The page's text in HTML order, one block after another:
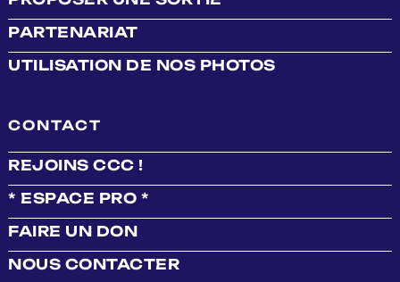
PARTENARIAT
UTILISATION DE NOS PHOTOS
CONTACT
REJOINS CCC !
* ESPACE PRO *
FAIRE UN DON
NOUS CONTACTER